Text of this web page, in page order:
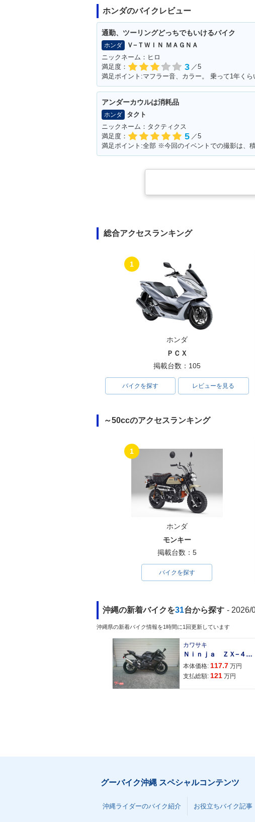
ホンダのバイクレビュー
通勤、ツーリングどっちでもいけるバイク
ホンダ
Ｖ−ＴＷＩＮ ＭＡＧＮＡ
ニックネーム：ヒロ
満足度：
3 ／5
アンダーカウルは消耗品
ホンダ
タクト
ニックネーム：タクティクス
満足度：
5 ／5
総合アクセスランキング
1
ホンダ
ＰＣＸ
掲載台数：105
バイクを探す レビューを見る
～50ccのアクセスランキング
1
ホンダ
モンキー
掲載台数：5
バイクを探す
沖縄の新着バイクを31台から探す - 2026/
沖縄県の新着バイク情報を1時間に1回更新しています
カワサキ
Ｎｉｎｊａ ＺＸ−４Ｒ ＳＥ
本体価格: 117.7 万円
支払総額: 121 万円
グーバイク沖縄 スペシャルコンテンツ
沖縄ライダーのバイク紹介 お役立ちバイク記事